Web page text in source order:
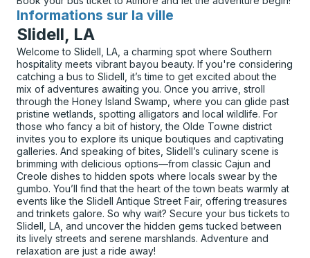
Informations sur la ville
pour
Slidell, LA
Welcome to Slidell, LA, a charming spot where Southern
hospitality meets vibrant bayou beauty. If you're considering
catching a bus to Slidell, it’s time to get excited about the
mix of adventures awaiting you. Once you arrive, stroll
through the Honey Island Swamp, where you can glide past
pristine wetlands, spotting alligators and local wildlife. For
those who fancy a bit of history, the Olde Towne district
invites you to explore its unique boutiques and captivating
galleries. And speaking of bites, Slidell’s culinary scene is
brimming with delicious options—from classic Cajun and
Creole dishes to hidden spots where locals swear by the
gumbo. You’ll find that the heart of the town beats warmly at
events like the Slidell Antique Street Fair, offering treasures
and trinkets galore. So why wait? Secure your bus tickets to
Slidell, LA, and uncover the hidden gems tucked between
its lively streets and serene marshlands. Adventure and
relaxation are just a ride away!